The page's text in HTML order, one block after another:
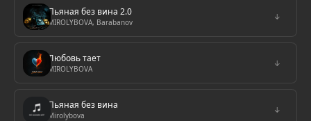
Пьяная без вина 2.0
MIROLYBOVA, Barabanov
↓
Любовь тает
MIROLYBOVA
↓
Пьяная без вина
Mirolybova
↓